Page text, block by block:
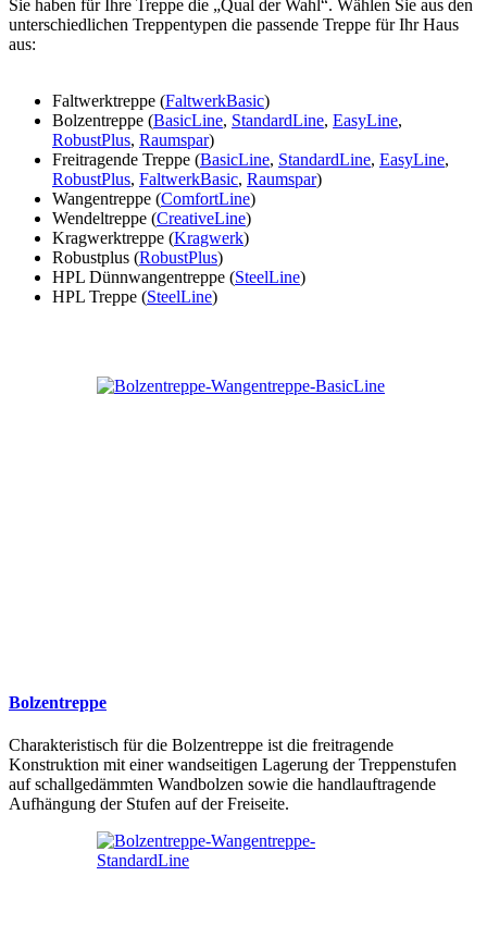
Sie haben für Ihre Treppe die „Qual der Wahl“. Wählen Sie aus den
unterschiedlichen Treppentypen die passende Treppe für Ihr Haus
aus:
Faltwerktreppe (FaltwerkBasic)
Bolzentreppe (BasicLine, StandardLine, EasyLine,
RobustPlus, Raumspar)
Freitragende Treppe (BasicLine, StandardLine, EasyLine,
RobustPlus, FaltwerkBasic, Raumspar)
Wangentreppe (ComfortLine)
Wendeltreppe (CreativeLine)
Kragwerktreppe (Kragwerk)
Robustplus (RobustPlus)
HPL Dünnwangentreppe (SteelLine)
HPL Treppe (SteelLine)
Bolzentreppe
Charakteristisch für die Bolzentreppe ist die freitragende
Konstruktion mit einer wandseitigen Lagerung der Treppenstufen
auf schallgedämmten Wandbolzen sowie die handlauftragende
Aufhängung der Stufen auf der Freiseite.